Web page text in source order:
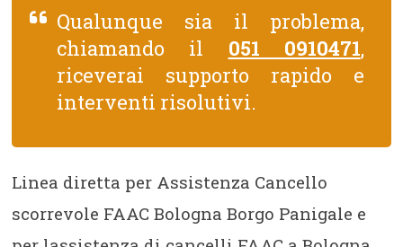
Qualunque sia il problema,
chiamando il 051 0910471,
riceverai supporto rapido e
interventi risolutivi.
Linea diretta per Assistenza Cancello
scorrevole FAAC Bologna Borgo Panigale e